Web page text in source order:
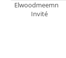
Elwoodmeemn
Invité